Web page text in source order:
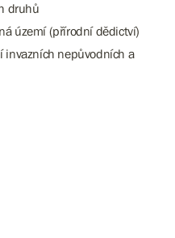
druhů
území (přírodní dědictví)
invazních nepůvodních a